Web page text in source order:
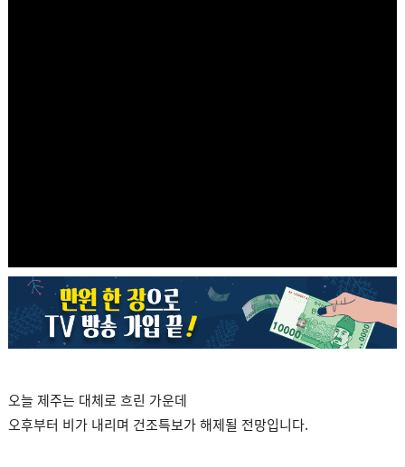
오늘 제주는 대체로 흐린 가운데
오후부터 비가 내리며 건조특보가 해제될 전망입니다.